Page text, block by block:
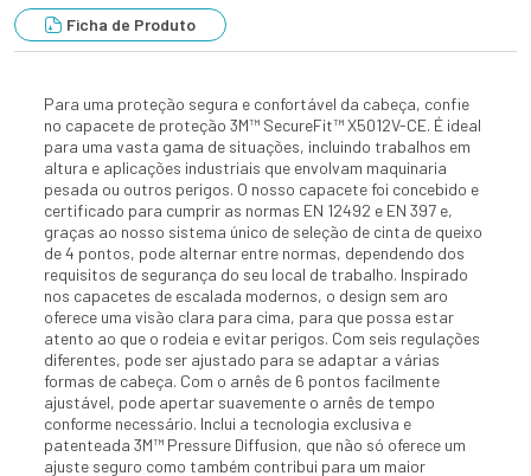
Ficha de Produto
Para uma proteção segura e confortável da cabeça, confie
no capacete de proteção 3M™ SecureFit™ X5012V-CE. É ideal
para uma vasta gama de situações, incluindo trabalhos em
altura e aplicações industriais que envolvam maquinaria
pesada ou outros perigos. O nosso capacete foi concebido e
certificado para cumprir as normas EN 12492 e EN 397 e,
graças ao nosso sistema único de seleção de cinta de queixo
de 4 pontos, pode alternar entre normas, dependendo dos
requisitos de segurança do seu local de trabalho. Inspirado
nos capacetes de escalada modernos, o design sem aro
oferece uma visão clara para cima, para que possa estar
atento ao que o rodeia e evitar perigos. Com seis regulações
diferentes, pode ser ajustado para se adaptar a várias
formas de cabeça. Com o arnês de 6 pontos facilmente
ajustável, pode apertar suavemente o arnês de tempo
conforme necessário. Inclui a tecnologia exclusiva e
patenteada 3M™ Pressure Diffusion, que não só oferece um
ajuste seguro como também contribui para um maior